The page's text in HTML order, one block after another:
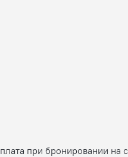
при бронировании на